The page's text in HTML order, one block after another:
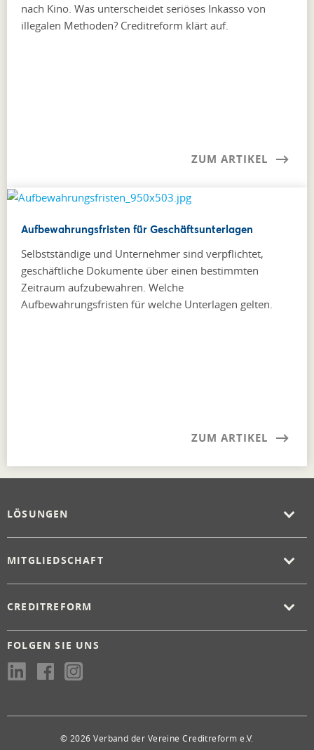
nach Kino. Was unterscheidet seriöses Inkasso von
illegalen Methoden? Creditreform klärt auf.
ZUM ARTIKEL
Aufbewahrungsfristen für Geschäftsunterlagen
Selbstständige und Unternehmer sind verpflichtet,
geschäftliche Dokumente über einen bestimmten
Zeitraum aufzubewahren. Welche
Aufbewahrungsfristen für welche Unterlagen gelten.
ZUM ARTIKEL
LÖSUNGEN
MITGLIEDSCHAFT
CREDITREFORM
FOLGEN SIE UNS
© 2026 Verband der Vereine Creditreform e.V.